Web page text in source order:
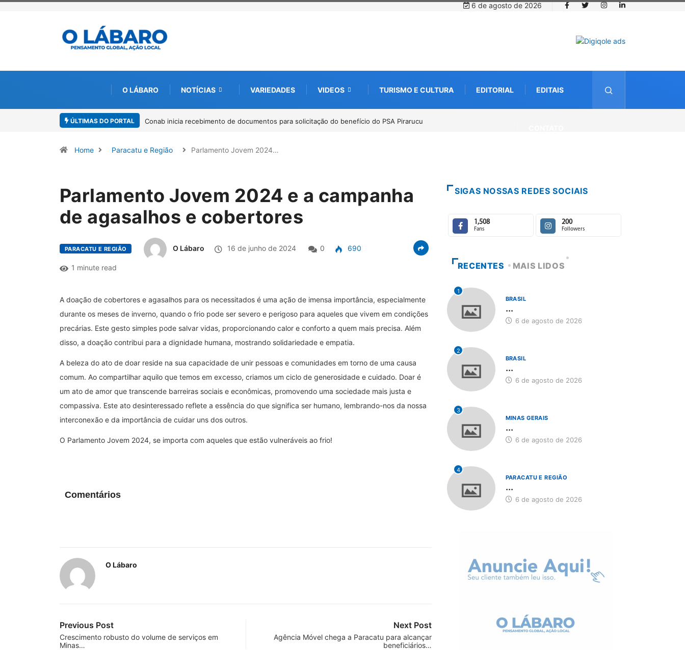
6 de agosto de 2026
O LÁBARO NOTÍCIAS VARIEDADES VIDEOS TURISMO E CULTURA EDITORIAL EDITAIS
ÚLTIMAS DO PORTAL Conab inicia recebimento de documentos para solicitação do benefício do PSA Pirarucu
Home Paracatu e Região Parlamento Jovem 2024…
Parlamento Jovem 2024 e a campanha
de agasalhos e cobertores
PARACATU E REGIÃO O Lábaro 16 de junho de 2024 0 690
1 minute read
A doação de cobertores e agasalhos para os necessitados é uma ação de imensa importância, especialmente
durante os meses de inverno, quando o frio pode ser severo e perigoso para aqueles que vivem em condições
precárias. Este gesto simples pode salvar vidas, proporcionando calor e conforto a quem mais precisa. Além
disso, a doação contribui para a dignidade humana, mostrando solidariedade e empatia.
A beleza do ato de doar reside na sua capacidade de unir pessoas e comunidades em torno de uma causa
comum. Ao compartilhar aquilo que temos em excesso, criamos um ciclo de generosidade e cuidado. Doar é
um ato de amor que transcende barreiras sociais e econômicas, promovendo uma sociedade mais justa e
compassiva. Este ato desinteressado reflete a essência do que significa ser humano, lembrando-nos da nossa
interconexão e da importância de cuidar uns dos outros.
O Parlamento Jovem 2024, se importa com aqueles que estão vulneráveis ao frio!
Comentários
O Lábaro
Previous Post
Crescimento robusto do volume de serviços em
Minas…
Next Post
Agência Móvel chega a Paracatu para alcançar
beneficiários…
SIGAS NOSSAS REDES SOCIAIS
1,508
Fans
200
Followers
RECENTES MAIS LIDOS
1
BRASIL
...
6 de agosto de 2026
2
BRASIL
...
6 de agosto de 2026
3
MINAS GERAIS
...
6 de agosto de 2026
4
PARACATU E REGIÃO
...
6 de agosto de 2026